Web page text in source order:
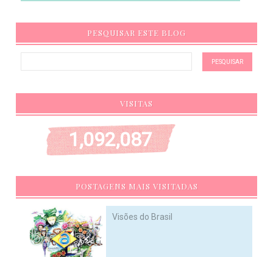
PESQUISAR ESTE BLOG
VISITAS
1,092,087
POSTAGENS MAIS VISITADAS
Visões do Brasil